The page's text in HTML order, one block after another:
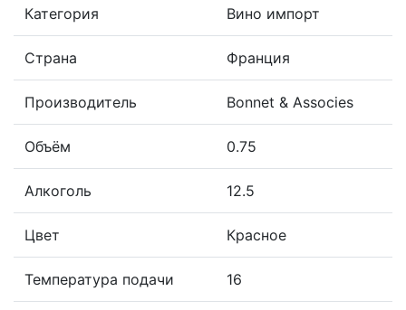
Категория Вино импорт
Страна Франция
Производитель Bonnet & Associes
Объём 0.75
Алкоголь 12.5
Цвет Красное
Температура подачи 16